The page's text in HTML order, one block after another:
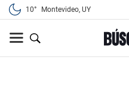
10° Montevideo, UY